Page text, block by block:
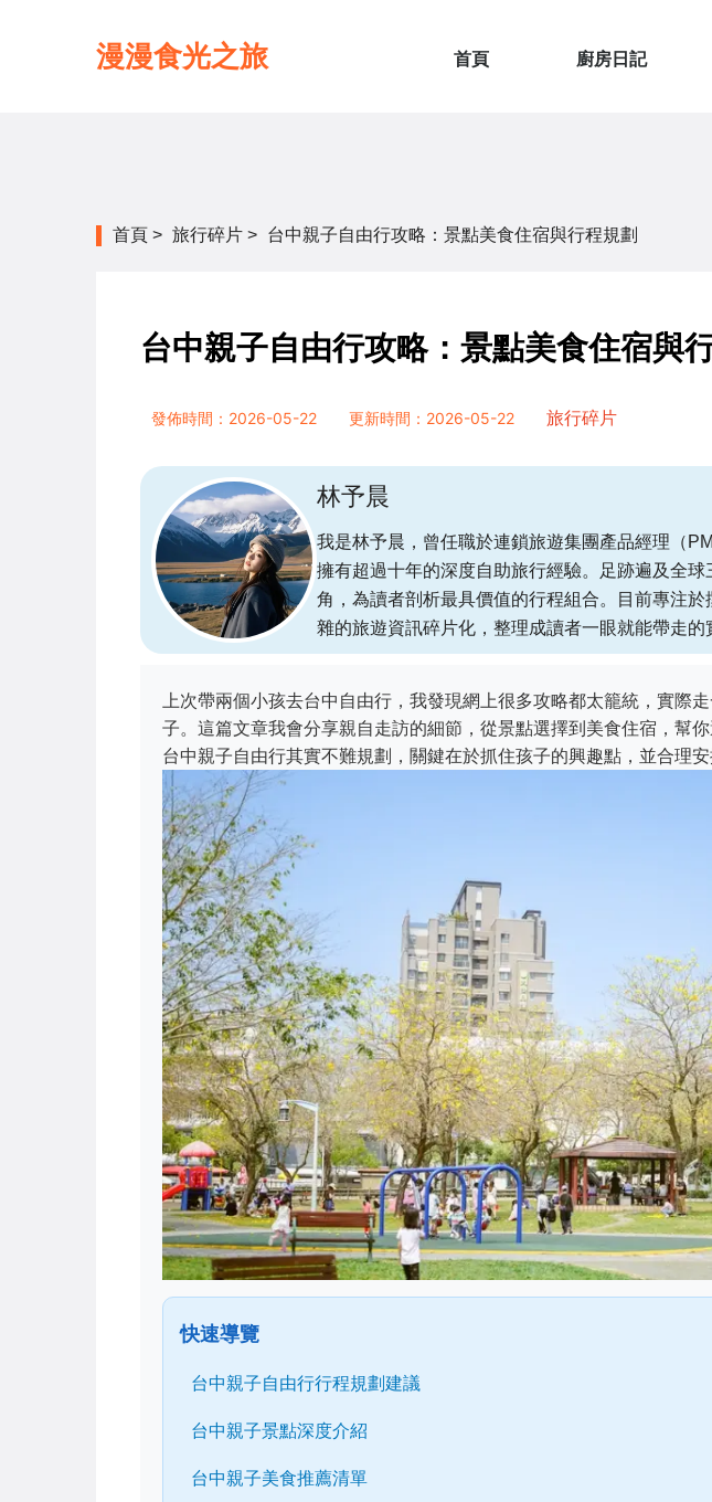
漫漫食光之旅 首頁 廚房日記
首頁 > 旅行碎片 > 台中親子自由行攻略：景點美食住宿與行程規劃
台中親子自由行攻略：景點美食住宿與
發佈時間：2026-05-22 更新時間：2026-05-22 旅行碎片
林予晨
我是林予晨，曾任職於連鎖旅遊集團產品經理（
擁有超過十年的深度自助旅行經驗。足跡遍及全
角，為讀者剖析最具價值的行程組合。目前專注
雜的旅遊資訊碎片化，整理成讀者一眼就能帶走的
上次帶兩個小孩去台中自由行，我發現網上很多攻略都太籠統，實際
子。這篇文章我會分享親自走訪的細節，從景點選擇到美食住宿，幫
台中親子自由行其實不難規劃，關鍵在於抓住孩子的興趣點，並合理安
快速導覽
台中親子自由行行程規劃建議
台中親子景點深度介紹
台中親子美食推薦清單